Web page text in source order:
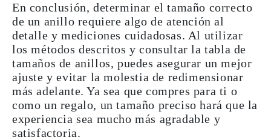
En conclusión, determinar el tamaño correcto
de un anillo requiere algo de atención al
detalle y mediciones cuidadosas. Al utilizar
los métodos descritos y consultar la tabla de
tamaños de anillos, puedes asegurar un mejor
ajuste y evitar la molestia de redimensionar
más adelante. Ya sea que compres para ti o
como un regalo, un tamaño preciso hará que la
experiencia sea mucho más agradable y
satisfactoria.